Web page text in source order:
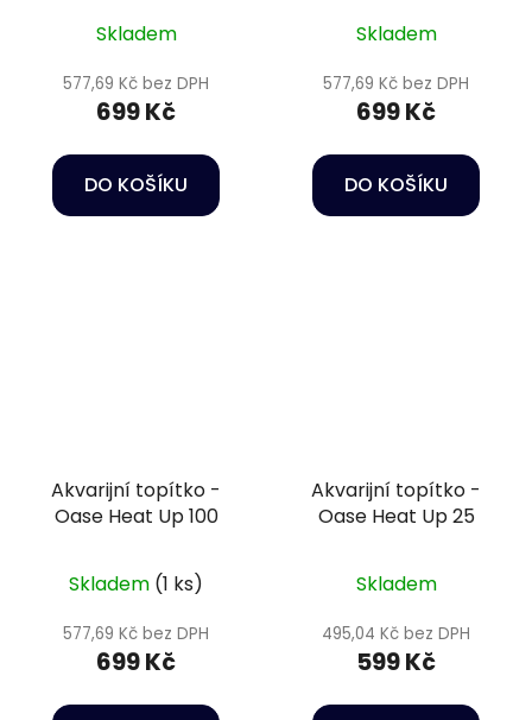
Skladem
577,69 Kč bez DPH
699 Kč
DO KOŠÍKU
Skladem
577,69 Kč bez DPH
699 Kč
DO KOŠÍKU
Akvarijní topítko -
Oase Heat Up 100
Skladem (1 ks)
577,69 Kč bez DPH
699 Kč
Akvarijní topítko -
Oase Heat Up 25
Skladem
495,04 Kč bez DPH
599 Kč